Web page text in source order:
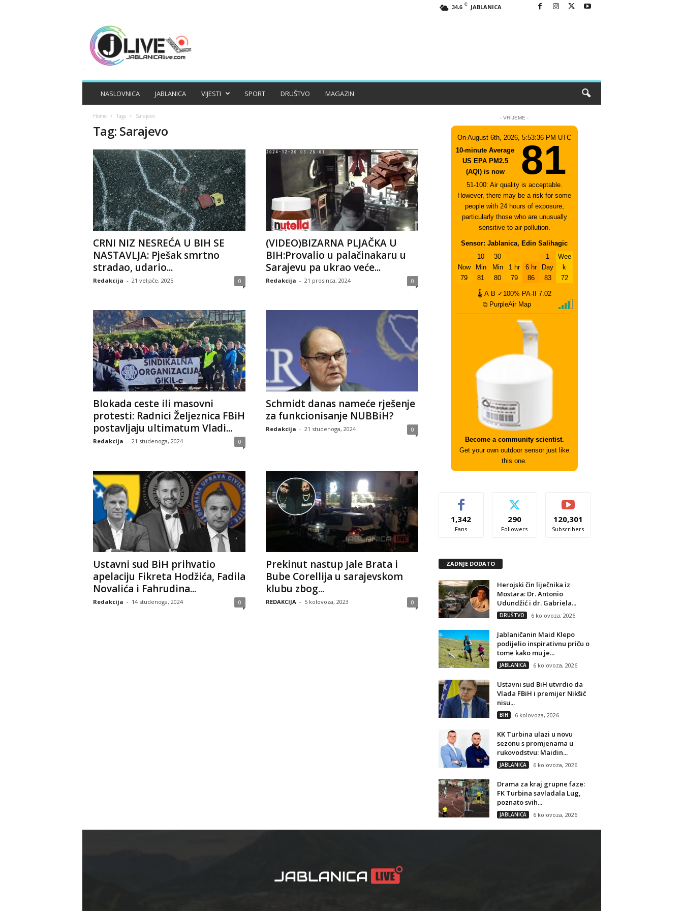
34.6 C JABLANICA
NASLOVNICA JABLANICA VIJESTI SPORT DRUŠTVO MAGAZIN
Home Tags Sarajevo
Tag: Sarajevo
CRNI NIZ NESREĆA U BIH SE
NASTAVLJA: Pješak smrtno
stradao, udario...
Redakcija - 21 veljače, 2025 0
(VIDEO)BIZARNA PLJAČKA U
BIH:Provalio u palačinakaru u
Sarajevu pa ukrao veće...
Redakcija - 21 prosinca, 2024 0
Blokada ceste ili masovni
protesti: Radnici Željeznica FBiH
postavljaju ultimatum Vladi...
Redakcija - 21 studenoga, 2024 0
Schmidt danas nameće rješenje
za funkcionisanje NUBBiH?
Redakcija - 21 studenoga, 2024 0
Ustavni sud BiH prihvatio
apelaciju Fikreta Hodžića, Fadila
Novalića i Fahrudina...
Redakcija - 14 studenoga, 2024 0
Prekinut nastup Jale Brata i
Bube Corellija u sarajevskom
klubu zbog...
REDAKCIJA - 5 kolovoza, 2023 0
- VRIJEME -
On August 6th, 2026, 5:53:36 PM UTC
10-minute Average
US EPA PM2.5
(AQI) is now
81
51-100: Air quality is acceptable.
However, there may be a risk for some
people with 24 hours of exposure,
particularly those who are unusually
sensitive to air pollution.
Sensor: Jablanica, Edin Salihagic
Now
79
10
Min
81
30
Min
80
1 hr
79
6 hr
86
1
Day
83
Wee
k
72
🌡 A B ✓100% PA-II
7.02
⧉ PurpleAir Map
Become a community scientist.
Get your own outdoor sensor just like
this one.
1,342
Fans
290
Followers
120,301
Subscribers
ZADNJE DODATO
Herojski čin liječnika iz
Mostara: Dr. Antonio
Udundžić i dr. Gabriela...
DRUŠTVO 6 kolovoza, 2026
Jablaničanin Maid Klepo
podijelio inspirativnu priču o
tome kako mu je...
JABLANICA 6 kolovoza, 2026
Ustavni sud BiH utvrdio da
Vlada FBiH i premijer Nikšić
nisu...
BIH 6 kolovoza, 2026
KK Turbina ulazi u novu
sezonu s promjenama u
rukovodstvu: Maidin...
JABLANICA 6 kolovoza, 2026
Drama za kraj grupne faze:
FK Turbina savladala Lug,
poznato svih...
JABLANICA 6 kolovoza, 2026